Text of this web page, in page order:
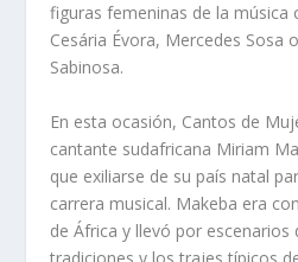
figuras femeninas de la música
Cesária Évora, Mercedes Sosa
Sabinosa.
En esta ocasión, Cantos de
cantante sudafricana Miriam
que exiliarse de su país natal
carrera musical. Makeba era
de África y llevó por
tradiciones y los trajes típicos